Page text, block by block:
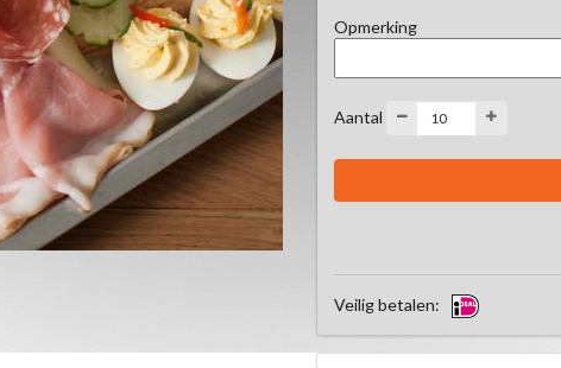
Opmerking
Aantal
Veilig betalen: